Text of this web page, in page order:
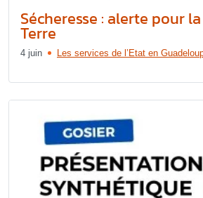
Sécheresse : alerte pour
Terre
4 juin Les services de l’Etat en